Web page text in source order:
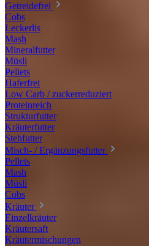
Getreidefrei
Cobs
Leckerlis
Mash
Mineralfutter
Müsli
Pellets
Haferfrei
Low Carb / zuckerreduziert
Proteinreich
Strukturfutter
Kräuterfutter
Stehfutter
Misch- / Ergänzungsfutter
Pellets
Mash
Müsli
Cobs
Kräuter
Einzelkräuter
Kräutersaft
Kräutermischungen